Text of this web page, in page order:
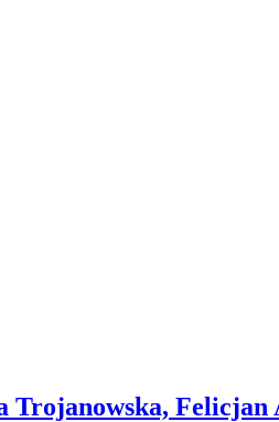
Trojanowska,